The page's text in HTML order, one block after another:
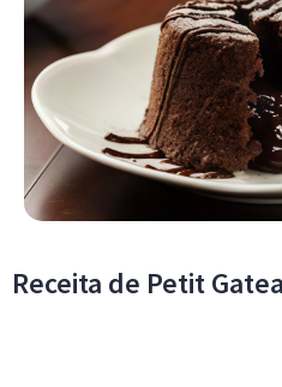
Receita de Petit